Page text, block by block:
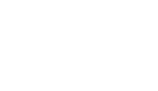
de assalto a Invicta